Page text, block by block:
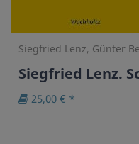
Siegfried Lenz, Günter
Siegfried Lenz.
25,00 € *